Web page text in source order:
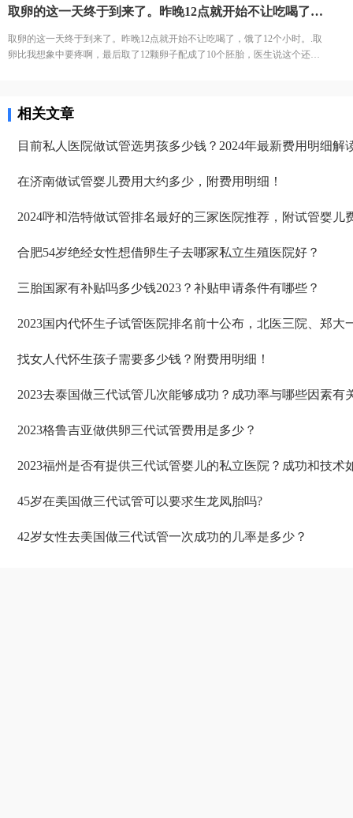
针的护士进到注射室的时候，满脸疲惫，但是还是耐心的给我打针了!
取卵的这一天终于到来了。昨晚12点就开始不让吃喝了，饿了12个小时。.取卵比我想象中要疼啊，最后取了12颗卵子配成了10个胚胎，医生说这个还是不错的结果了，我也不知道算好不算，但是我尽力了啊。医生建议我继续养囊。没想到配成了5个囊胚！太高兴了，今天我要吃点好吃的庆祝下。
取卵的这一天终于到来了。昨晚12点就开始不让吃喝了，饿了12个小时。.取
卵比我想象中要疼啊，最后取了12颗卵子配成了10个胚胎，医生说这个还是
相关文章
目前私人医院做试管选男孩多少钱？2024年最新费用明细解
在济南做试管婴儿费用大约多少，附费用明细！
2024呼和浩特做试管排名最好的三家医院推荐，附试管婴儿
合肥54岁绝经女性想借卵生子去哪家私立生殖医院好？
三胎国家有补贴吗多少钱2023？补贴申请条件有哪些？
2023国内代怀生子试管医院排名前十公布，北医三院、郑大
找女人代怀生孩子需要多少钱？附费用明细！
2023去泰国做三代试管几次能够成功？成功率与哪些因素有
2023格鲁吉亚做供卵三代试管费用是多少？
2023福州是否有提供三代试管婴儿的私立医院？成功和技术
45岁在美国做三代试管可以要求生龙凤胎吗?
​42岁女性去美国做三代试管一次成功的几率是多少？